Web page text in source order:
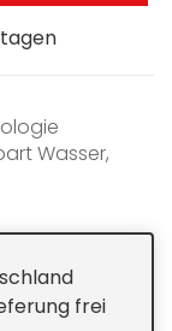
Wasser,
mit deinen
frei